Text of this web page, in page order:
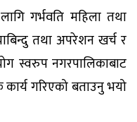
गर्भवति महिला तथा
तथा अपरेशन खर्च र
स्वरुप नगरपालिकाबाट
गरिएको बताउनु भयो